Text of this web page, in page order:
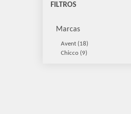
FILTROS
Marcas
Avent (18)
Chicco (9)